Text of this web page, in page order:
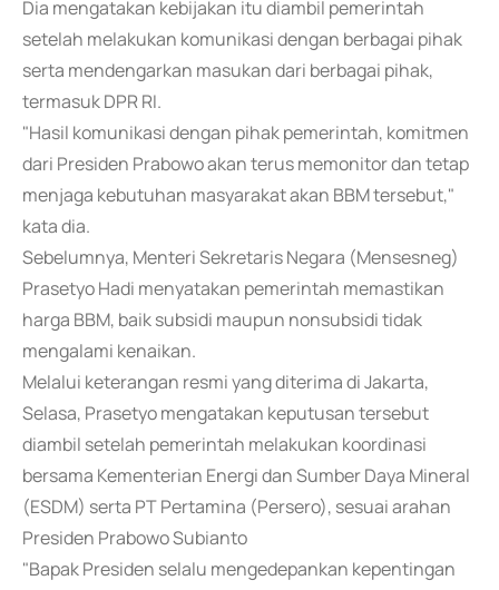
Dia mengatakan kebijakan itu diambil pemerintah
setelah melakukan komunikasi dengan berbagai pihak
serta mendengarkan masukan dari berbagai pihak,
termasuk DPR RI.
"Hasil komunikasi dengan pihak pemerintah, komitmen
dari Presiden Prabowo akan terus memonitor dan tetap
menjaga kebutuhan masyarakat akan BBM tersebut,"
kata dia.
Sebelumnya, Menteri Sekretaris Negara (Mensesneg)
Prasetyo Hadi menyatakan pemerintah memastikan
harga BBM, baik subsidi maupun nonsubsidi tidak
mengalami kenaikan.
Melalui keterangan resmi yang diterima di Jakarta,
Selasa, Prasetyo mengatakan keputusan tersebut
diambil setelah pemerintah melakukan koordinasi
bersama Kementerian Energi dan Sumber Daya Mineral
(ESDM) serta PT Pertamina (Persero), sesuai arahan
Presiden Prabowo Subianto
"Bapak Presiden selalu mengedepankan kepentingan